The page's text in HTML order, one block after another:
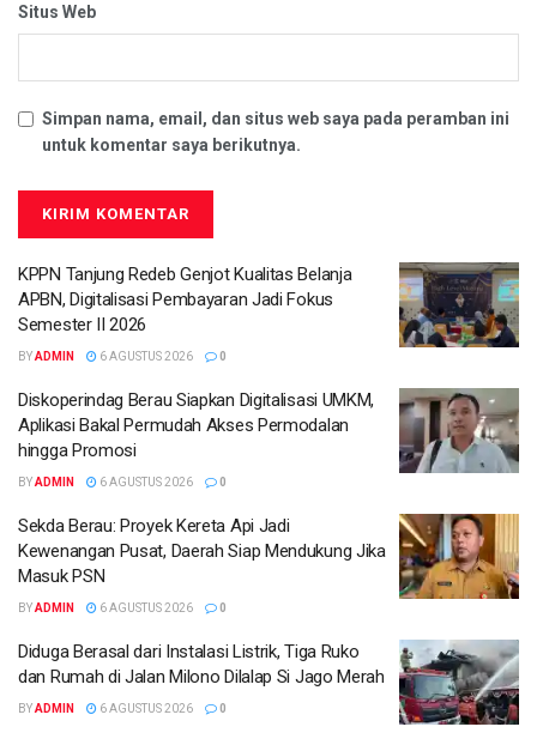
Situs Web
Simpan nama, email, dan situs web saya pada peramban ini
untuk komentar saya berikutnya.
KPPN Tanjung Redeb Genjot Kualitas Belanja
APBN, Digitalisasi Pembayaran Jadi Fokus
Semester II 2026
BYADMIN 6 AGUSTUS 2026 0
Diskoperindag Berau Siapkan Digitalisasi UMKM,
Aplikasi Bakal Permudah Akses Permodalan
hingga Promosi
BYADMIN 6 AGUSTUS 2026 0
Sekda Berau: Proyek Kereta Api Jadi
Kewenangan Pusat, Daerah Siap Mendukung Jika
Masuk PSN
BYADMIN 6 AGUSTUS 2026 0
Diduga Berasal dari Instalasi Listrik, Tiga Ruko
dan Rumah di Jalan Milono Dilalap Si Jago Merah
BYADMIN 6 AGUSTUS 2026 0